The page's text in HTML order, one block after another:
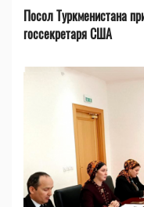
Посол Туркменистана
госсекретаря США